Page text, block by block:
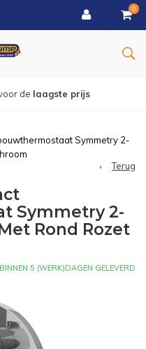
0
de laagste prijs
Symmetry 2-
Terug
Symmetry 2-
Rond Rozet
BINNEN 5 (WERK)DAGEN GELEVERD